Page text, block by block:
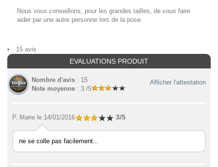
Nous vous conseillons, pour les grandes tailles, de vous faire
aider par une autre personne lors de la pose.
15 avis
EVALUATIONS PRODUIT
Nombre d'avis : 15
Note moyenne : 3 /5
Afficher l'attestation
P. Marie le 14/01/2016 3/5
ne se colle pas facilement...